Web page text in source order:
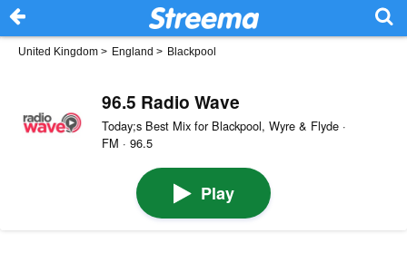
United Kingdom > England > Blackpool
96.5 Radio Wave
Today;s Best Mix for Blackpool, Wyre & Flyde ·
FM · 96.5
Play